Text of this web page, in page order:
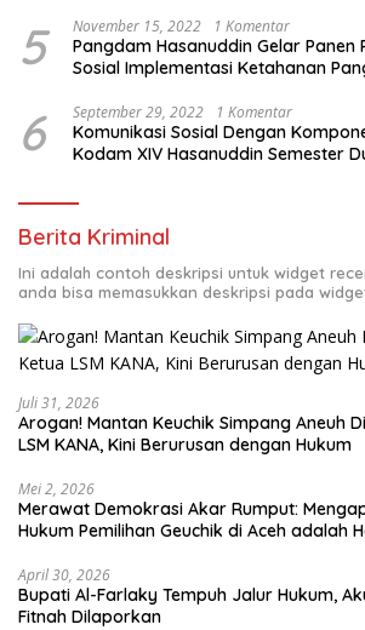
5 November 15, 2022 1 Komentar
Pangdam Hasanuddin Gelar Panen Raya dan Bakti
Sosial Implementasi Ketahanan
6 September 29, 2022 1 Komentar
Komunikasi Sosial Dengan
Kodam XIV Hasanuddin Semester
Berita Kriminal
Ini adalah contoh deskripsi untuk widget
anda bisa memasukkan deskripsi pada
Juli 31, 2026
Arogan! Mantan Keuchik Simpang Aneuh
LSM KANA, Kini Berurusan dengan Hukum
Mei 2, 2026
Merawat Demokrasi Akar Rumput:
April 30, 2026
Bupati Al-Farlaky Tempuh Jalur Hukum,
Fitnah Dilaporkan